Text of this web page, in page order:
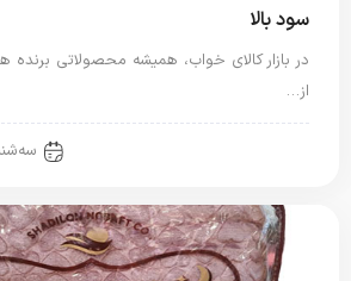
سود بالا
در بازار کالای خواب، همیشه محصولاتی برنده
از…
سه‌شنبه , 14